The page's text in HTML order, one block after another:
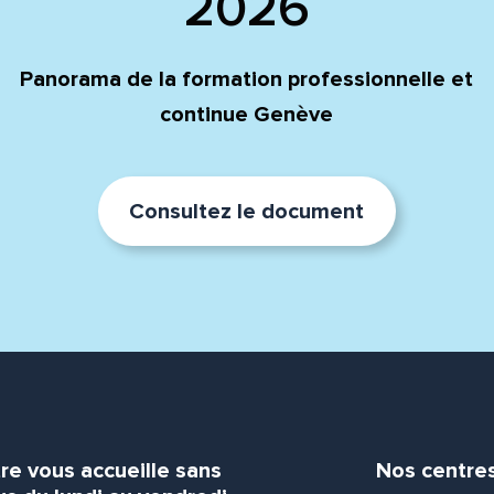
Panorama de la formation professionnelle et
continue Genève
Consultez le document
vous accueille sans
Nos